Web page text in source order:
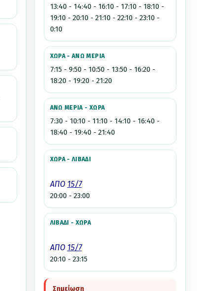
13:40 - 14:40 - 16:10 - 17:10 - 18:10 -
19:10 - 20:10 - 21:10 - 22:10 - 23:10 -
0:10
ΧΩΡΑ - ΑΝΩ ΜΕΡΙΑ
7:15 - 9:50 - 10:50 - 13:50 - 16:20 -
18:20 - 19:20 - 21:20
ΑΝΩ ΜΕΡΙΑ - ΧΩΡΑ
7:30 - 10:10 - 11:10 - 14:10 - 16:40 -
18:40 - 19:40 - 21:40
ΧΩΡΑ - ΛΙΒΑΔΙ
ΑΠΟ 15/7
20:00 - 23:00
ΛΙΒΑΔΙ - ΧΩΡΑ
ΑΠΟ 15/7
20:10 - 23:15
Σημείωση